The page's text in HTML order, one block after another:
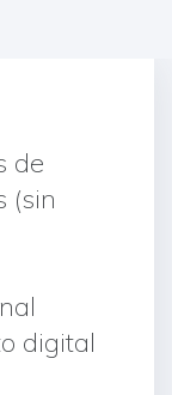
de
(sin
digital